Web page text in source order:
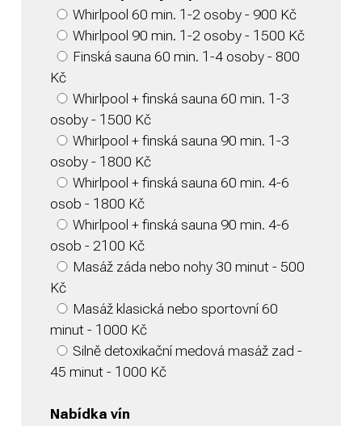
Whirlpool 60 min. 1-2 osoby - 900 Kč
Whirlpool 90 min. 1-2 osoby - 1500 Kč
Finská sauna 60 min. 1-4 osoby - 800
Kč
Whirlpool + finská sauna 60 min. 1-3
osoby - 1500 Kč
Whirlpool + finská sauna 90 min. 1-3
osoby - 1800 Kč
Whirlpool + finská sauna 60 min. 4-6
osob - 1800 Kč
Whirlpool + finská sauna 90 min. 4-6
osob - 2100 Kč
Masáž záda nebo nohy 30 minut - 500
Kč
Masáž klasická nebo sportovní 60
minut - 1000 Kč
Silně detoxikační medová masáž zad -
45 minut - 1000 Kč
Nabídka vín